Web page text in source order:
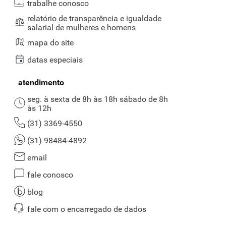
página, você encontra os melhores produtos como granola
de soja e muitos outros! Disponíveis pelas marcas:
Vitapão, Leve Crock, Fit Food e mais.
alimentação de quem é vegano, vegetariano ou intolerante a lactose,
saudável. Encontre bebidas à base de castanha-de-caju, laranja,
abacaxi, pêssego, maçã e mais.
Venha conferir!
Qual a vantagem de usar adoçante?
Uma das principais vantagens de se usar adoçante é que esse
açúcar. Dessa forma, ele não contribui para o seu consumo calórico,
o que ajuda quando se está querendo perder peso.
Comer aveia todos os dias faz bem?
trabalhe conosco
relatório de transparência e igualdade
salarial de mulheres e homens
mapa do site
datas especiais
atendimento
seg. à sexta de 8h às 18h sábado de 8h
às 12h
(31) 3369-4550
(31) 98484-4892
email
fale conosco
blog
fale com o encarregado de dados